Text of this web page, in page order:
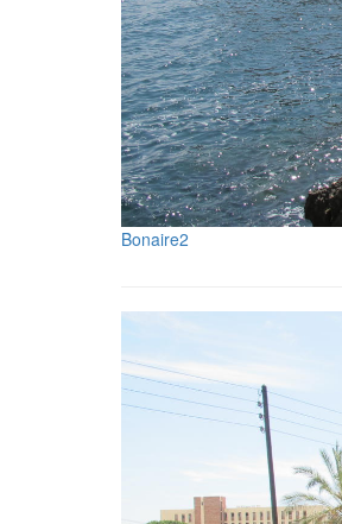
Bonaire2